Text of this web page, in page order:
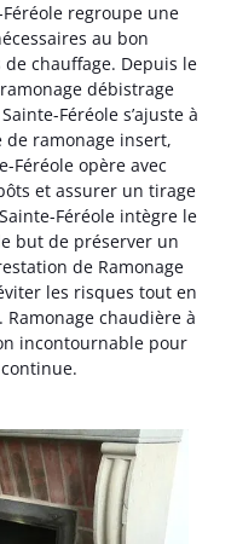
regroupe une
au bon
chauffage. Depuis le
débistrage
Féréole s’ajuste à
de ramonage insert,
Féréole opère avec
et assurer un tirage
Féréole intègre le
but de préserver un
de Ramonage
les risques tout en
chaudière à
incontournable pour